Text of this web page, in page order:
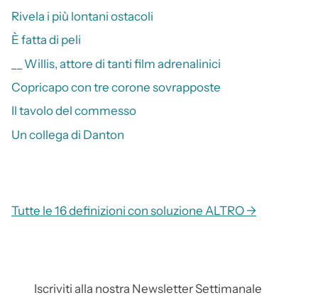
Rivela i più lontani ostacoli
È fatta di peli
__ Willis, attore di tanti film adrenalinici
Copricapo con tre corone sovrapposte
Il tavolo del commesso
Un collega di Danton
Tutte le 16 definizioni con soluzione ALTRO →
Iscriviti alla nostra Newsletter Settimanale